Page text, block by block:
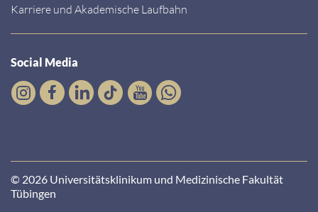
Karriere und Akademische Laufbahn
Social Media
© 2026 Universitätsklinikum und Medizinische Fakultät
Tübingen